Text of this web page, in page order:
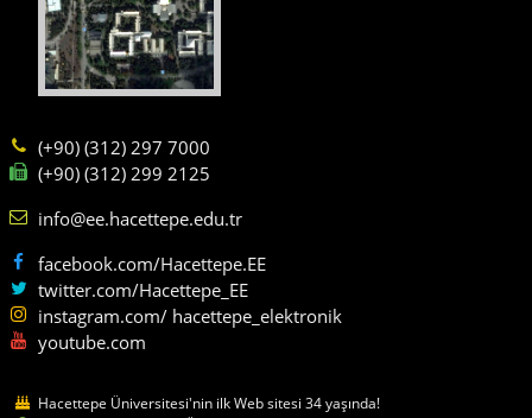
(+90) (312) 297 7000
(+90) (312) 299 2125
info@ee.hacettepe.edu.tr
facebook.com/Hacettepe.EE
twitter.com/Hacettepe_EE
instagram.com/ hacettepe_elektronik
youtube.com
Hacettepe Üniversitesi'nin ilk Web sitesi 34 yaşında!